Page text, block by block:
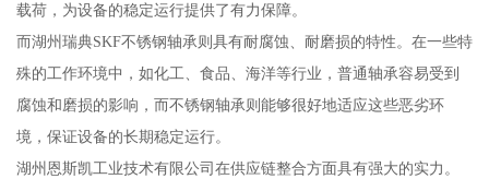
载荷，为设备的稳定运行提供了有力保障。
而湖州瑞典SKF不锈钢轴承则具有耐腐蚀、耐磨损的特性。在一些特
殊的工作环境中，如化工、食品、海洋等行业，普通轴承容易受到
腐蚀和磨损的影响，而不锈钢轴承则能够很好地适应这些恶劣环
境，保证设备的长期稳定运行。
湖州恩斯凯工业技术有限公司在供应链整合方面具有强大的实力。